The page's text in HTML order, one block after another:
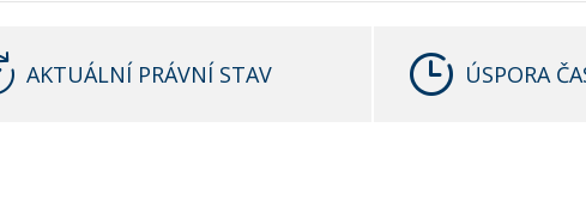
AKTUÁLNÍ PRÁVNÍ STAV ÚSPORA